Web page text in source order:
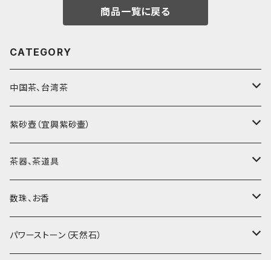
商品一覧に戻る
CATEGORY
中国茶、台湾茶
烏龍茶（ウーロン茶）
黒茶（緊圧茶、普洱茶）
紅茶、白茶、緑茶
茶外茶、工藝茶、その他
紫砂壺（宜興紫砂壷）
大師、名人、高工の作品
周菊英（高級工藝美術師）
高級工藝美術師の作品
茶器、茶道具
茶杯、聞香杯
茶海、茶漏（茶漉し）
数珠、お香
お香、香炉
パワーストーン（天然石）